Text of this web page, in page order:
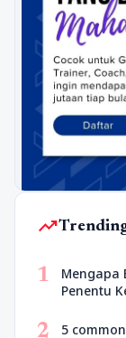
trending_up
1
Mengapa
Penentu
2 5